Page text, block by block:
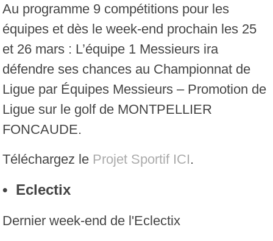
Au programme 9 compétitions pour les
équipes et dès le week-end prochain les 25
et 26 mars : L’équipe 1 Messieurs ira
défendre ses chances au Championnat de
Ligue par Équipes Messieurs – Promotion de
Ligue sur le golf de MONTPELLIER
FONCAUDE.
Téléchargez le Projet Sportif ICI.
• Eclectix
Dernier week-end de l'Eclectix